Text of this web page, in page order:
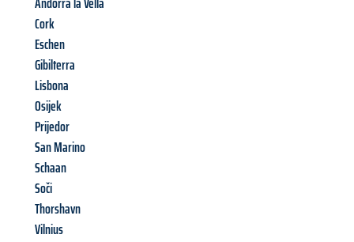
Cork
Eschen
Gibilterra
Lisbona
Osijek
Prijedor
San Marino
Schaan
Soči
Thorshavn
Vilnius